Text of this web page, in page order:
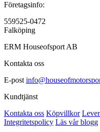
Företagsinfo:
559525-0472
Falköping
ERM Houseofsport AB
Kontakta oss
E-post
Kundtjänst
Kontakta oss Köpvillkor
Integritetspolicy Läs vår blogg